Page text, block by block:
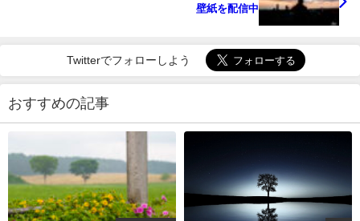
壁紙を配信中
Twitterでフォローしよう
おすすめの記事